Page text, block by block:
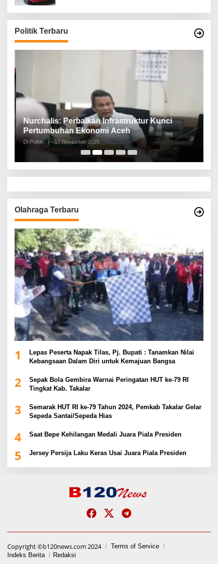
Politik Terbaru
Nurchalis: Perbaikan Infrastruktur Kunci
Pertumbuhan Ekonomi Aceh
Di Politik 17 November 2025
Olahraga Terbaru
1
Lepas Peserta Napak Tilas, Pj. Bupati : Tanamkan Nilai
Kebangsaan Dalam Diri untuk Kemajuan Bangsa
2
Sepak Bola Gembira Warnai Peringatan HUT ke-79 RI
Tingkat Kab. Takalar
3
Semarak HUT RI ke-79 Tahun 2024, Pemkab Takalar Gelar
Sepeda Santai/Sepeda Hias
4 Saat Bepe Kehilangan Medali Juara Piala Presiden
5 Jersey Persija Laku Keras Usai Juara Piala Presiden
Copyright ©b120news.com 2024
Terms of Service
Indeks Berita
Redaksi